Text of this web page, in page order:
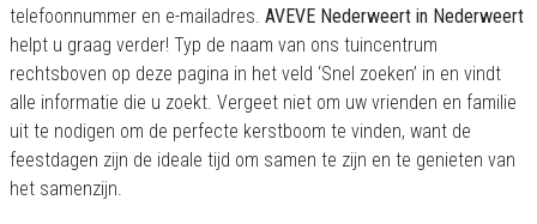
telefoonnummer en e-mailadres. AVEVE Nederweert in Nederweert
helpt u graag verder! Typ de naam van ons tuincentrum
rechtsboven op deze pagina in het veld ‘Snel zoeken’ in en vindt
alle informatie die u zoekt. Vergeet niet om uw vrienden en familie
uit te nodigen om de perfecte kerstboom te vinden, want de
feestdagen zijn de ideale tijd om samen te zijn en te genieten van
het samenzijn.